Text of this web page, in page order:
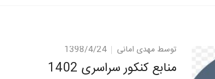
توسط مهدی امانی 1398/4/24
منابع کنکور سراسری 1402